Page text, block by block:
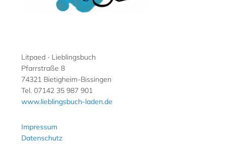
Litpaed ∙ Lieblingsbuch
Pfarrstraße 8
74321 Bietigheim-Bissingen
Tel. 07142 35 987 901
www.lieblingsbuch-laden.de
Impressum
Datenschutz